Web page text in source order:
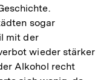
sogar
mit der
wieder stärker
Alkohol recht